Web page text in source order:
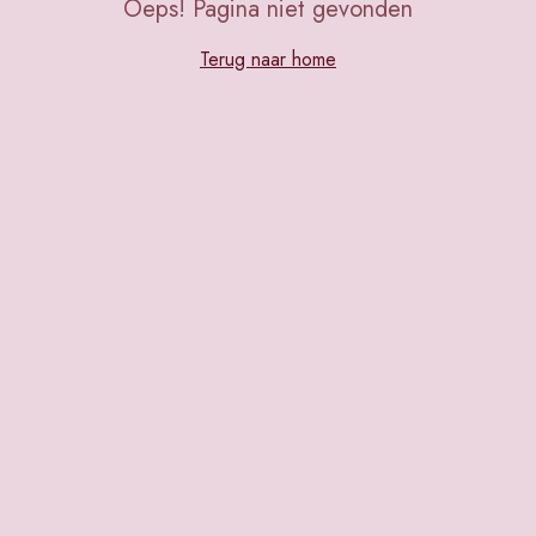
Oeps! Pagina niet gevonden
Terug naar home